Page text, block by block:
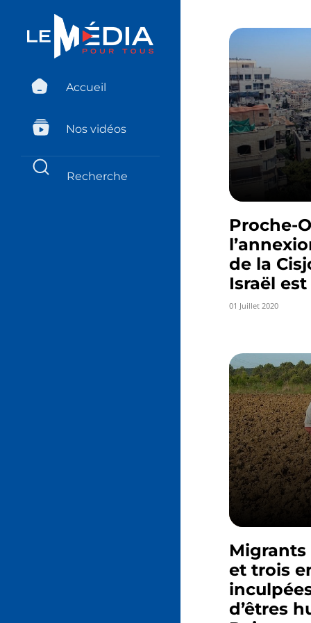
Accueil
Nos vidéos
Proche-
de la
Israël
01 Juillet 2020
Migrants
et trois
d’êtres